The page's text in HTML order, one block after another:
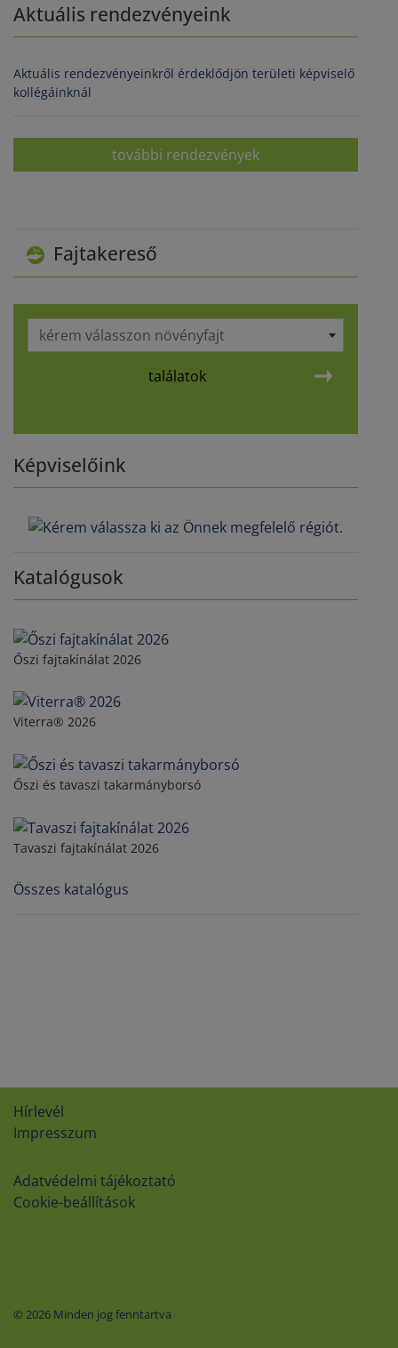
Aktuális rendezvényeink
Aktuális rendezvényeinkről érdeklődjön területi képviselő
kollégáinknál
további rendezvények
Fajtakereső
kérem válasszon növényfajt
találatok
Képviselőink
Katalógusok
Őszi fajtakínálat 2026
Viterra® 2026
Őszi és tavaszi takarmányborsó
Tavaszi fajtakínálat 2026
Összes katalógus
Hírlevél
Impresszum
Adatvédelmi tájékoztató
Cookie-beállítások
© 2026 Minden jog fenntartva